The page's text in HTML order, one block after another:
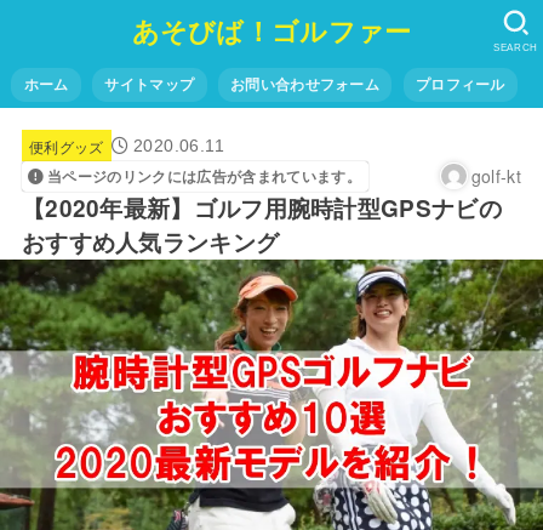
あそびば！ゴルファー
ホーム サイトマップ お問い合わせフォーム プロフィール
SEARCH
便利グッズ 2020.06.11
当ページのリンクには広告が含まれています。 golf-kt
【2020年最新】ゴルフ用腕時計型GPSナビの
おすすめ人気ランキング